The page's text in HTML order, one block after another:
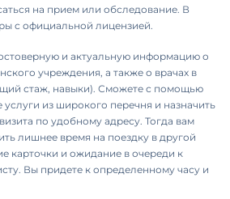
на прием или обследование. В
с официальной лицензией.
и актуальную информацию о
учреждения, а также о врачах в
стаж, навыки). Сможете с помощью
из широкого перечня и назначить
по удобному адресу. Тогда вам
лишнее время на поездку в другой
карточки и ожидание в очереди к
Вы придете к определенному часу и